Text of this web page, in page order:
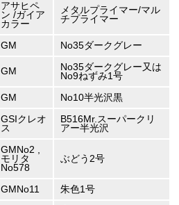
アサヒペ
ン /ガイア
カラー
メタルプライマー/マル
チプライマー
GM No35ダークグレー
GM
No35ダークグレー又は
No9ねずみ1号
GM No10半光沢黒
GSIクレオ
ス
B516Mr.スーパークリ
アー半光沢
GMNo2 ,
モリタ
No578
ぶどう2号
GMNo11 朱色1号